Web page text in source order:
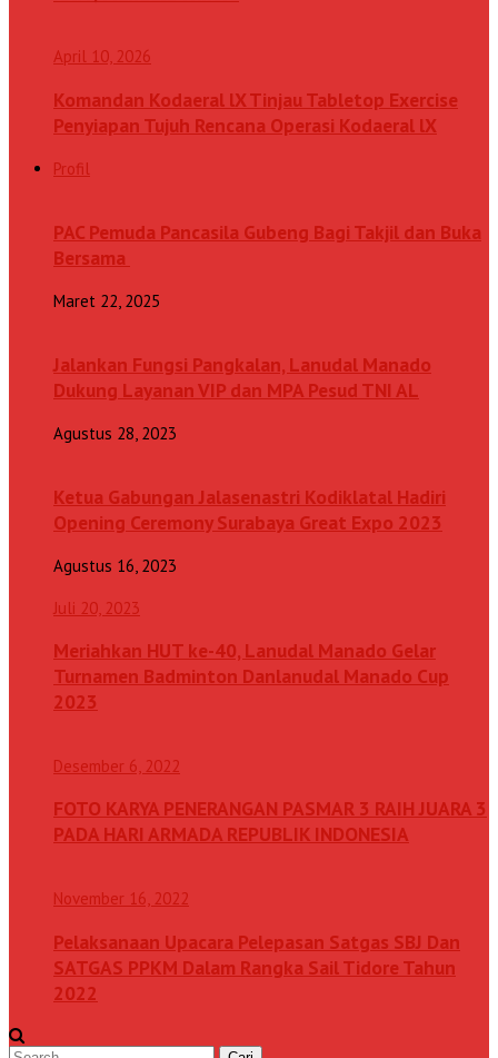
April 10, 2026
Komandan Kodaeral lX Tinjau Tabletop Exercise
Penyiapan Tujuh Rencana Operasi Kodaeral lX
Profil
PAC Pemuda Pancasila Gubeng Bagi Takjil dan Buka
Bersama
Maret 22, 2025
Jalankan Fungsi Pangkalan, Lanudal Manado
Dukung Layanan VIP dan MPA Pesud TNI AL
Agustus 28, 2023
Ketua Gabungan Jalasenastri Kodiklatal Hadiri
Opening Ceremony Surabaya Great Expo 2023
Agustus 16, 2023
Juli 20, 2023
Meriahkan HUT ke-40, Lanudal Manado Gelar
Turnamen Badminton Danlanudal Manado Cup
2023
Desember 6, 2022
FOTO KARYA PENERANGAN PASMAR 3 RAIH JUARA 3
PADA HARI ARMADA REPUBLIK INDONESIA
November 16, 2022
Pelaksanaan Upacara Pelepasan Satgas SBJ Dan
SATGAS PPKM Dalam Rangka Sail Tidore Tahun
2022